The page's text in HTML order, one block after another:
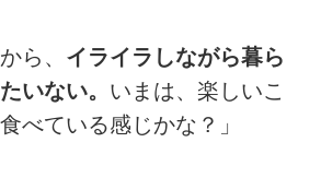
ら、 イライラしながら暮ら
いない。 いまは、楽しいこ
べている感じかな？」